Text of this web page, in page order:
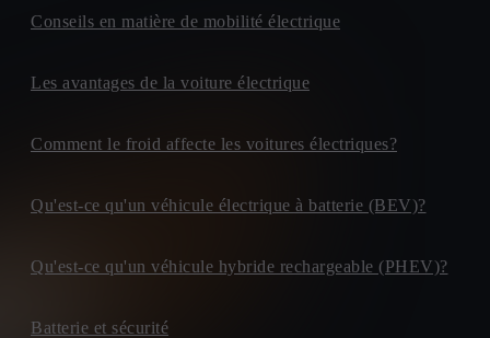
Conseils en matière de mobilité électrique
Les avantages de la voiture électrique
Comment le froid affecte les voitures électriques?
Qu'est-ce qu'un véhicule électrique à batterie (BEV)?
Qu'est-ce qu'un véhicule hybride rechargeable (PHEV)?
Batterie et sécurité